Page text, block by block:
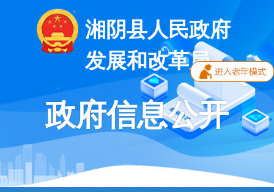
湘阴县人民政府
发展和改革局
政府信息公开